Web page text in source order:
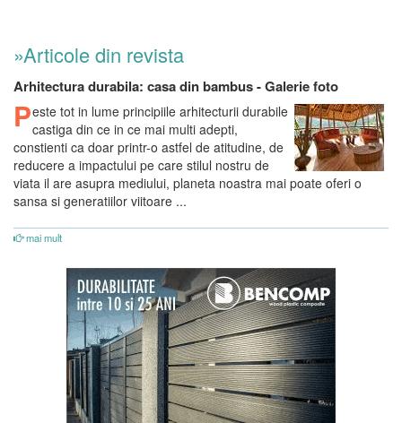
»Articole din revista
Arhitectura durabila: casa din bambus - Galerie foto
Peste tot in lume principiile arhitecturii durabile
castiga din ce in ce mai multi adepti,
constienti ca doar printr-o astfel de atitudine, de
reducere a impactului pe care stilul nostru de
viata il are asupra mediului, planeta noastra mai poate oferi o
sansa si generatiilor viitoare ...
mai mult